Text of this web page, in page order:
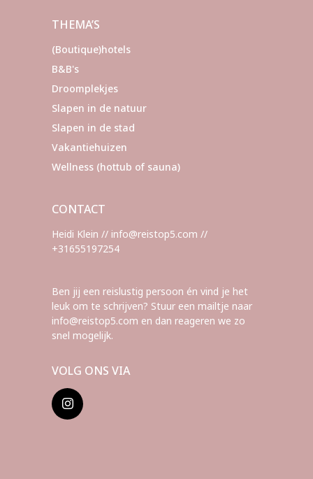
THEMA’S
(Boutique)hotels
B&B's
Droomplekjes
Slapen in de natuur
Slapen in de stad
Vakantiehuizen
Wellness (hottub of sauna)
CONTACT
Heidi Klein // info@reistop5.com //
+31655197254
Ben jij een reislustig persoon én vind je het
leuk om te schrijven? Stuur een mailtje naar
info@reistop5.com en dan reageren we zo
snel mogelijk.
VOLG ONS VIA